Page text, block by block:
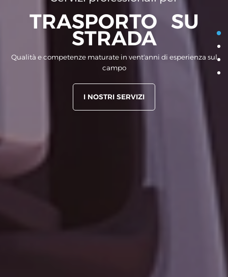
TRASPORTO SU
STRADA
Qualità e competenze maturate in vent'anni di esperienza sul
campo
I NOSTRI SERVIZI